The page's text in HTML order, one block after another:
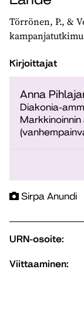
Törrönen, P., &
Kirjoittajat
Anna
Diakonia-
Sirpa Anundi
URN-osoite:
Viittaaminen: